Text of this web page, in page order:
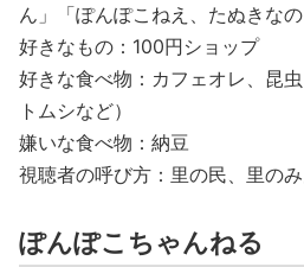
ん」「ぽんぽこねえ、たぬきな
好きなもの：100円ショップ
好きな食べ物：カフェオレ、昆
トムシなど）
嫌いな食べ物：納豆
視聴者の呼び方：里の民、里の
ぽんぽこちゃんねる